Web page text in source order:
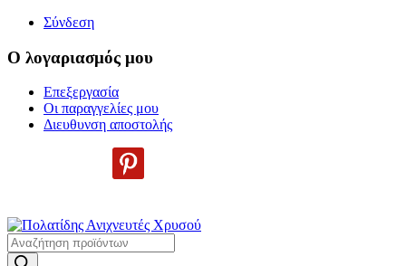
Σύνδεση
Ο λογαριασμός μου
Επεξεργασία
Οι παραγγελίες μου
Διευθυνση αποστολής
Products
search